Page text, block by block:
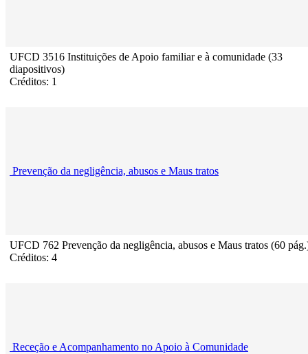
UFCD 3516 Instituições de Apoio familiar e à comunidade (33
diapositivos)
Créditos: 1
Prevenção da negligência, abusos e Maus tratos
UFCD 762 Prevenção da negligência, abusos e Maus tratos (60
Créditos: 4
Receção e Acompanhamento no Apoio à Comunidade